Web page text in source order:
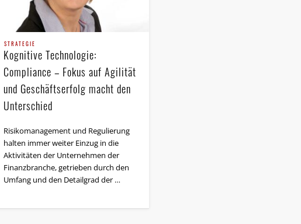
STRATEGIE
Kognitive Technologie:
Compliance – Fokus auf Agilität
und Geschäftserfolg macht den
Unterschied
Risikomanagement und Regulierung
halten immer weiter Einzug in die
Aktivitäten der Unternehmen der
Finanzbranche, getrieben durch den
Umfang und den Detailgrad der …